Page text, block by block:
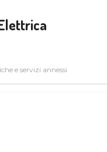
e servizi annessi